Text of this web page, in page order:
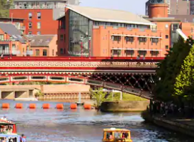
se mere ved at trykke eller stryge.